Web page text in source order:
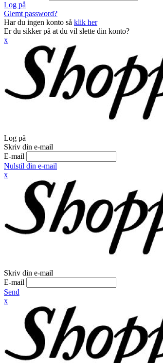
Log på
Glemt password?
Har du ingen konto så klik her
Er du sikker på at du vil slette din konto?
x
Log på
Skriv din e-mail
E-mail
Nulstil din e-mail
x
Skriv din e-mail
E-mail
Send
x